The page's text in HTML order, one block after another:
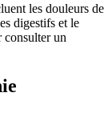
les douleurs de
digestifs et le
consulter un